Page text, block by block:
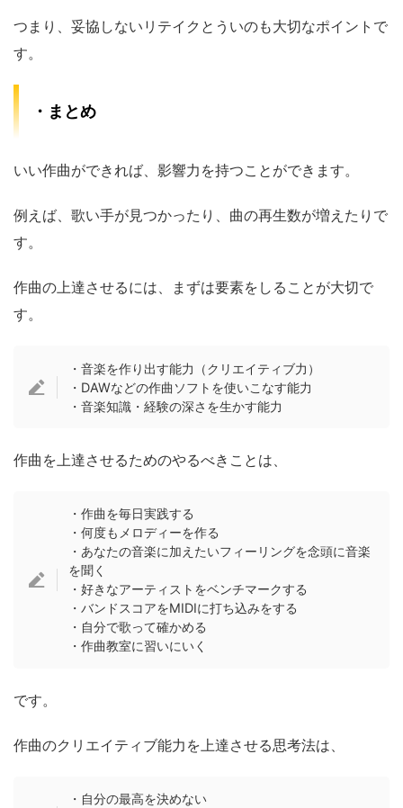
つまり、 妥協しないリテイクとういのも大切なポイント で
す。
・まとめ
いい作曲ができれば、影響力を持つことができます。
例えば、歌い手が見つかったり、曲の再生数が増えたりで
す。
作曲の上達させるには、まずは要素をしることが大切で
す。
・音楽を作り出す能力（クリエイティブ力）
・DAWなどの作曲ソフトを使いこなす能力
・音楽知識・経験の深さを生かす能力
作曲を上達させるためのやるべきことは、
・作曲を毎日実践する
・何度もメロディーを作る
・あなたの音楽に加えたいフィーリングを念頭に音楽
を聞く
・好きなアーティストをベンチマークする
・バンドスコアをMIDIに打ち込みをする
・自分で歌って確かめる
・作曲教室に習いにいく
です。
作曲のクリエイティブ能力を上達させる思考法は、
・自分の最高を決めない